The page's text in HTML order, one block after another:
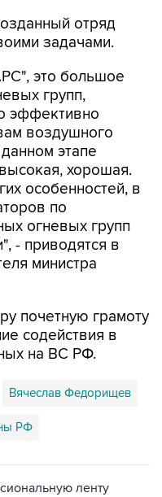
отряд
задачами.
это большое
групп,
эффективно
воздушного
этапе
хорошая.
особенностей, в
по
огневых групп
- приводятся в
министра
почетную грамоту
содействия в
на ВС РФ.
Вячеслав Федорищев
РФ
ленту